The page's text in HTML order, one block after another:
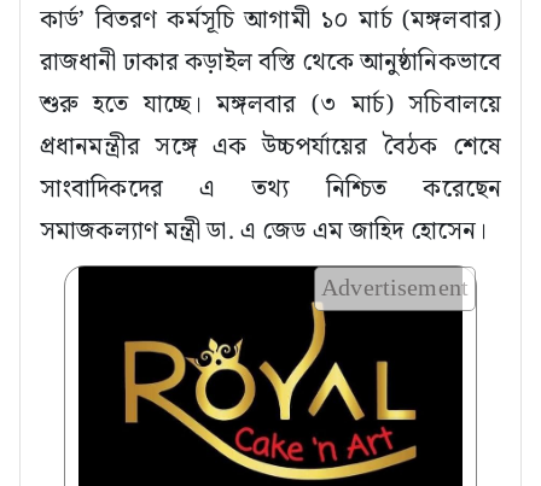
কার্ড’ বিতরণ কর্মসূচি আগামী ১০ মার্চ (মঙ্গলবার)
রাজধানী ঢাকার কড়াইল বস্তি থেকে আনুষ্ঠানিকভাবে
শুরু হতে যাচ্ছে। মঙ্গলবার (৩ মার্চ) সচিবালয়ে
প্রধানমন্ত্রীর সঙ্গে এক উচ্চপর্যায়ের বৈঠক শেষে
সাংবাদিকদের এ তথ্য নিশ্চিত করেছেন
সমাজকল্যাণ মন্ত্রী ডা. এ জেড এম জাহিদ হোসেন।
Advertisement